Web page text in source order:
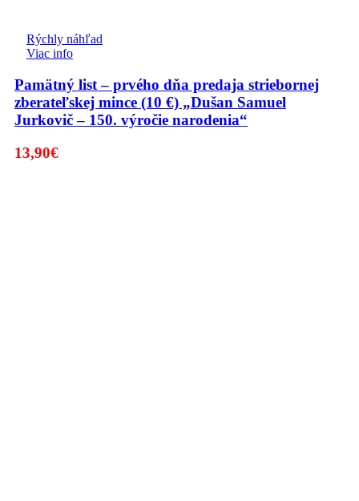
Rýchly náhľad
Viac info
Pamätný list – prvého dňa predaja striebornej
zberateľskej mince (10 €) „Dušan Samuel
Jurkovič – 150. výročie narodenia“
13,90€